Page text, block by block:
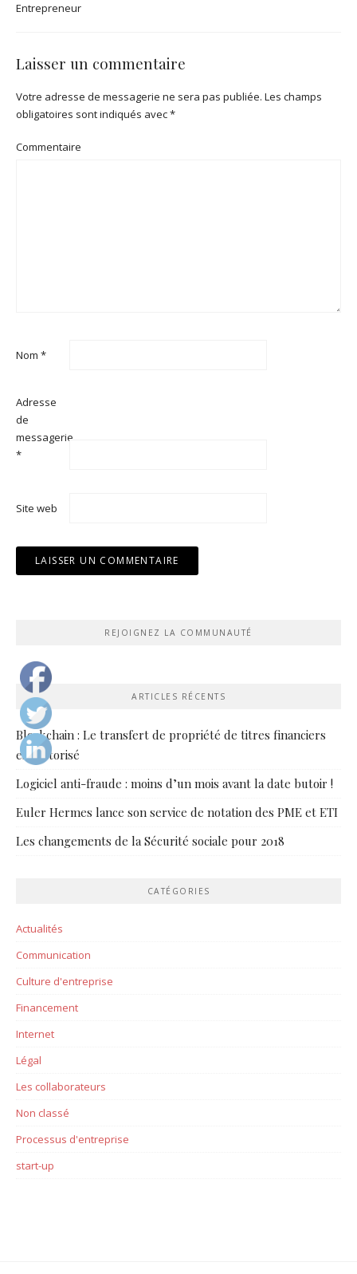
Entrepreneur
Laisser un commentaire
Votre adresse de messagerie ne sera pas publiée. Les champs
obligatoires sont indiqués avec*
Commentaire
Nom *
Adresse
de
messagerie
*
Site web
REJOIGNEZ LA COMMUNAUTÉ
ARTICLES RÉCENTS
Blockchain : Le transfert de propriété de titres financiers
est autorisé
Logiciel anti-fraude : moins d’un mois avant la date butoir !
Euler Hermes lance son service de notation des PME et ETI
Les changements de la Sécurité sociale pour 2018
CATÉGORIES
Actualités
Communication
Culture d'entreprise
Financement
Internet
Légal
Les collaborateurs
Non classé
Processus d'entreprise
start-up